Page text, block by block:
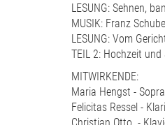
LESUNG: Sehnen,
MUSIK: Franz
LESUNG: Vom
TEIL 2: Hochzeit und
MITWIRKENDE:
Maria Hengst -
Felicitas Ressel -